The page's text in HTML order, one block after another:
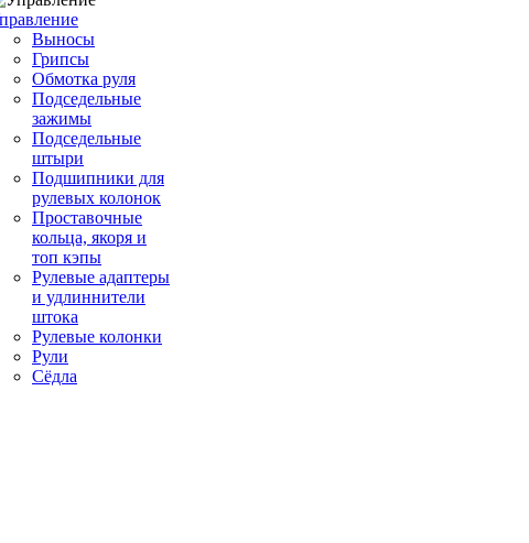
Выносы
Грипсы
Обмотка руля
Подседельные
зажимы
Подседельные
штыри
Подшипники для
рулевых колонок
Проставочные
кольца, якоря и
топ кэпы
Рулевые адаптеры
и удлиннители
штока
Рулевые колонки
Рули
Сёдла